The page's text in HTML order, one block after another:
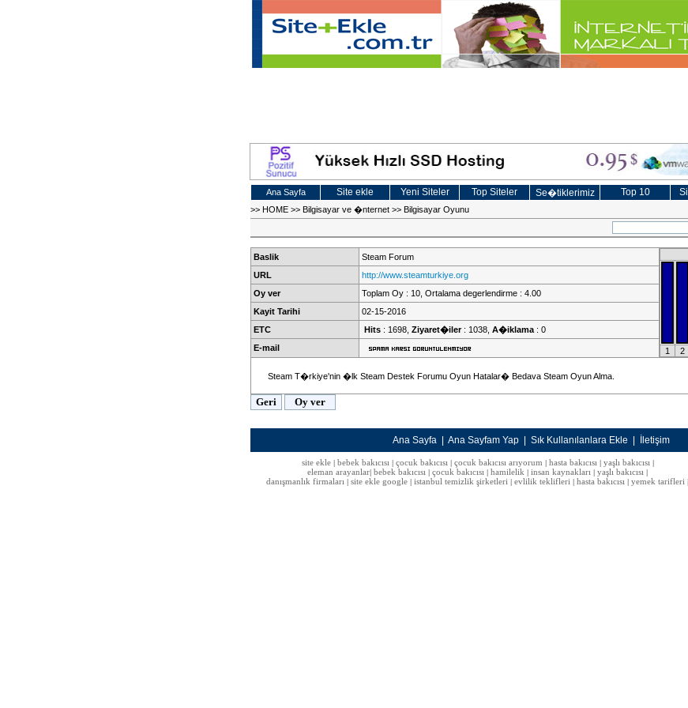
Ana Sayfa Site ekle Yeni Siteler Top Siteler Se�tiklerimiz Top 10
>> HOME >> Bilgisayar ve �nternet >> Bilgisayar Oyunu
Baslik Steam Forum
1 2
URL
http://www.steamturkiye.org
Oy ver
Toplam Oy : 10, Ortalama degerlendirme : 4.00
Kayit Tarihi
02-15-2016
ETC
Hits : 1698, Ziyaret�iler: 1038, A�iklama : 0
E-mail
Steam T�rkiye'nin �lk Steam Destek Forumu Oyun Hatalar� Bedava Steam Oyun Alma.
Ana Sayfa Ana Sayfam Yap Sık Kullanılanlara Ekle İletişim
site ekle| bebek bakıcısı| çocuk bakıcısı| çocuk bakıcısı arıyorum hasta bakıcısı| yaşlı bakıcısı|
eleman arayanlar bebek bakıcısı çocuk bakıcısı hamilelik insan kaynakları yaşlı bakıcısı
danışmanlık firmaları site ekle google istanbul temizlik şirketleri evlilik teklifleri hasta bakıcısı yemek tarifleri